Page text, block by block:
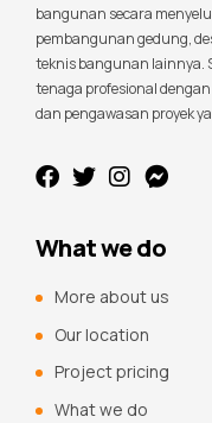
bangunan secara
pembangunan gedung,
teknis bangunan lainnya.
tenaga profesional
dan pengawasan proyek
What we do
More about us
Our location
Project pricing
What we do